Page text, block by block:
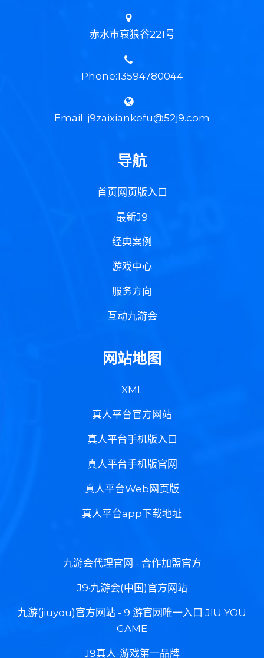
赤水市哀狼谷221号
Phone:13594780044
Email: j9zaixiankefu@52j9.com
导航
首页网页版入口
最新J9
经典案例
游戏中心
服务方向
互动九游会
网站地图
XML
真人平台官方网站
真人平台手机版入口
真人平台手机版官网
真人平台Web网页版
真人平台app下载地址
九游会代理官网 - 合作加盟官方
J9·九游会(中国)官方网站
九游(jiuyou)官方网站 - 9 游官网唯一入口 JIU YOU
GAME
J9真人-游戏第一品牌